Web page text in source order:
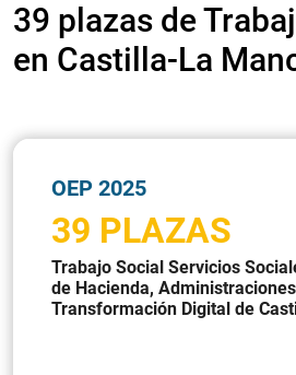
39 plazas de
en Castilla-La
OEP 2025
39 PLAZAS
Trabajo Social Servicios
de Hacienda,
Transformación Digital de